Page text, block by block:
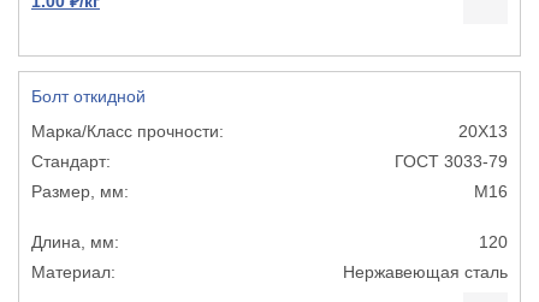
Болт откидной
20Х13
ГОСТ 3033-79
М16
120
Нержавеющая сталь